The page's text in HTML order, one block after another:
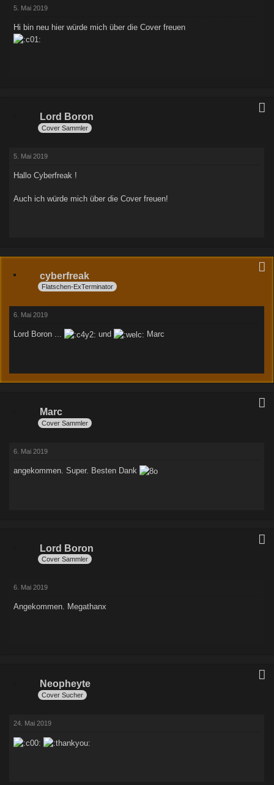
5. Mai 2019
Hi bin neu hier würde mich über die Cover freuen
Lord Boron
Cover Sammler
5. Mai 2019
Hallo Cyberfreak !
Auch ich würde mich über die Cover freuen!
cyberfreak
Flatschen-ExTerminator
6. Mai 2019
Lord Boron ... und Marc
Marc
Cover Sammler
6. Mai 2019
angekommen. Super. Besten Dank
Lord Boron
Cover Sammler
6. Mai 2019
Angekommen. Megathanx
Neopheyte
Cover Sucher
24. Mai 2019